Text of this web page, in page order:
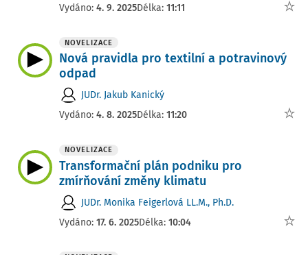
Vydáno: 4. 9. 2025Délka: 11:11
NOVELIZACE
Nová pravidla pro textilní a potravinový
odpad
JUDr. Jakub Kanický
Vydáno: 4. 8. 2025Délka: 11:20
NOVELIZACE
Transformační plán podniku pro
zmírňování změny klimatu
JUDr. Monika Feigerlová LL.M., Ph.D.
Vydáno: 17. 6. 2025Délka: 10:04